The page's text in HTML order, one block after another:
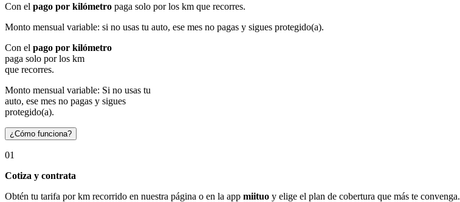
Con el pago por kilómetro paga solo por los km que recorres.
Monto mensual variable: si no usas tu auto, ese mes no pagas y sigues protegido(a).
Con el pago por kilómetro
paga solo por los km
que recorres.
Monto mensual variable: Si no usas tu
auto, ese mes no pagas y sigues
protegido(a).
¿Cómo funciona?
01
Cotiza y contrata
Obtén tu tarifa por km recorrido en nuestra página o en la app miituo y elige el plan de cobertura que más te convenga.